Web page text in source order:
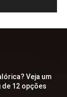
Veja um
12 opções